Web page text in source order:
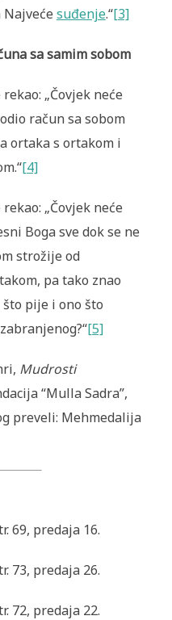
suđenje.“[3]
sa samim sobom
„Čovjek neće
račun sa sobom
ortaka s ortakom i
[4]
„Čovjek neće
Boga sve dok se ne
strožije od
pa tako znao
pije i ono što
[5]
Mudrosti
“Mulla Sadra”,
preveli: Mehmedalija
69, predaja 16.
73, predaja 26.
72, predaja 22.